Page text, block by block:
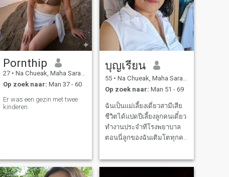
Pornthip
27 • Na Chueak, Maha Sarakham, Thailand
Op zoek naar: Man 37 - 60
Er was een gezin met twee
kinderen.
บุญเรียน
55 • Na Chueak, Maha Sarakham, Thailand
Op zoek naar: Man 51 - 69
ฉันเป็นแม่เลี้ยงเดี่ยวสามีเสีย
ชีวิตได้แปดปีเลี้ยงลูกคนเดี๋ยว
ทำงานประจำทีโรงพยาบาล
ตอนนี่ลูกของฉันเติมโตทุกคน
กันยามแก่เฒ่าสูภาพของฉัน
สมบูรณ์แข็งแรง